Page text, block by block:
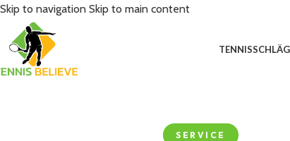
Skip to navigation Skip to main content
SERVICE